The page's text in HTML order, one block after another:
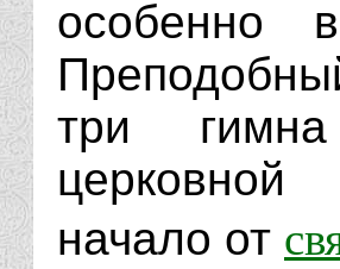
особенно
три
начало от